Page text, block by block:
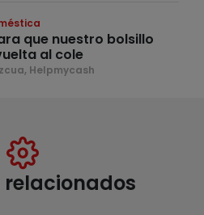
que nuestro bolsillo
al cole
Helpmycash
relacionados